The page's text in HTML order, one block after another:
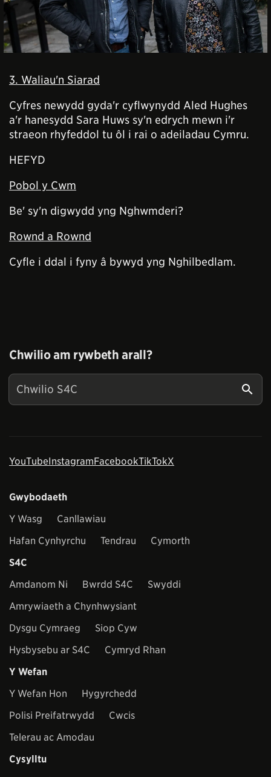
3. Waliau'n Siarad
Cyfres newydd gyda'r cyflwynydd Aled Hughes
a'r hanesydd Sara Huws sy'n edrych mewn i'r
straeon rhyfeddol tu ôl i rai o adeiladau Cymru.
HEFYD
Pobol y Cwm
Be' sy'n digwydd yng Nghwmderi?
Rownd a Rownd
Cyfle i ddal i fyny â bywyd yng Nghilbedlam.
Chwilio am rywbeth arall?
YouTubeInstagramFacebookTikTokX
Gwybodaeth
Y Wasg
Canllawiau
Hafan Cynhyrchu
Tendrau
Cymorth
S4C
Amdanom Ni
Bwrdd S4C
Swyddi
Amrywiaeth a Chynhwysiant
Dysgu Cymraeg
Siop Cyw
Hysbysebu ar S4C
Cymryd Rhan
Y Wefan
Y Wefan Hon
Hygyrchedd
Polisi Preifatrwydd
Cwcis
Telerau ac Amodau
Cysylltu